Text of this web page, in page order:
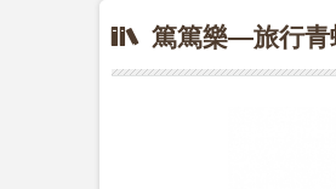
篤篤樂—旅行青